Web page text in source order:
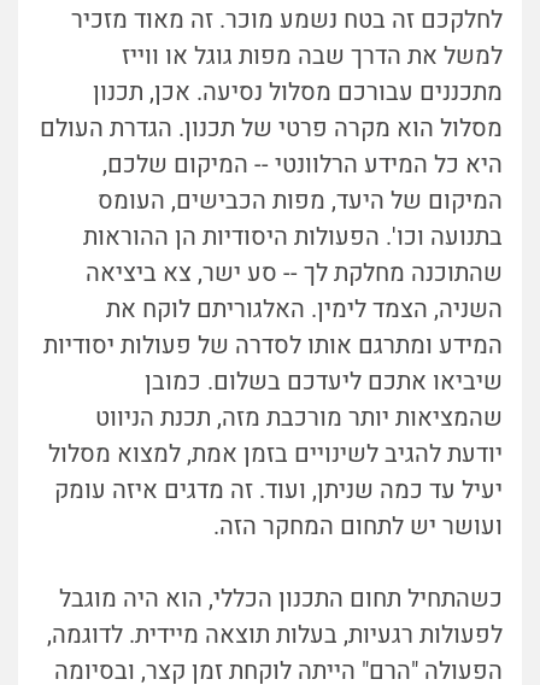
לחלקכם זה בטח נשמע מוכר. זה מאוד מזכיר
למשל את הדרך שבה מפות גוגל או ווייז
מתכננים עבורכם מסלול נסיעה. אכן, תכנון
מסלול הוא מקרה פרטי של תכנון. הגדרת העולם
היא כל המידע הרלוונטי -- המיקום שלכם,
המיקום של היעד, מפות הכבישים, העומס
בתנועה וכו'. הפעולות היסודיות הן ההוראות
שהתוכנה מחלקת לך -- סע ישר, צא ביציאה
השניה, הצמד לימין. האלגוריתם לוקח את
המידע ומתרגם אותו לסדרה של פעולות יסודיות
שיביאו אתכם ליעדכם בשלום. כמובן
שהמציאות יותר מורכבת מזה, תכנת הניווט
יודעת להגיב לשינויים בזמן אמת, למצוא מסלול
יעיל עד כמה שניתן, ועוד. זה מדגים איזה עומק
ועושר יש לתחום המחקר הזה.
כשהתחיל תחום התכנון הכללי, הוא היה מוגבל
לפעולות רגעיות, בעלות תוצאה מיידית. לדוגמה,
הפעולה "הרם" הייתה לוקחת זמן קצר, ובסיומה